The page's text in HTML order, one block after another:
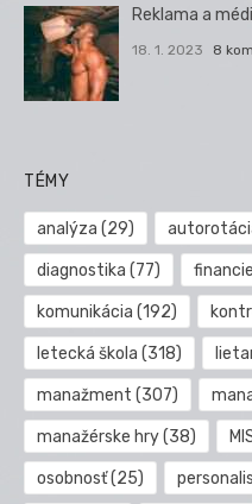
Reklama a
18. 1. 2023 8
TÉMY
analýza (29)
diagnostika (77) financie
komunikácia (192)
letecká škola (318)
manažment (307)
manažérske hry(38)
osobnosť(25)